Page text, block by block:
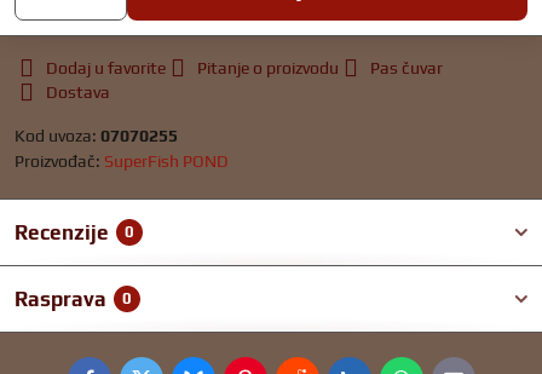
Dodaj u favorite Pitanje o proizvodu
Pas čuvar
Dostava
Kod uvoza: 07070255
Proizvođač: SuperFish POND
Recenzije 0
Rasprava 0